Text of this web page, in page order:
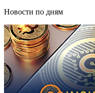
Новости по дням